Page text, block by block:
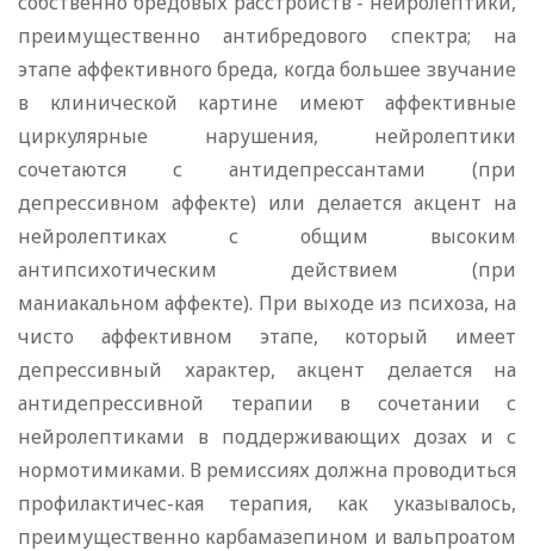
преимущественно антибредового спектра; на
этапе аффективного бреда, когда большее звучание
в клинической картине имеют аффективные
циркулярные нарушения, нейролептики
сочетаются с антидепрессантами (при
депрессивном аффекте) или делается акцент на
нейролептиках с общим высоким
антипсихотическим действием (при
маниакальном аффекте). При выходе из психоза, на
чисто аффективном этапе, который имеет
депрессивный характер, акцент делается на
антидепрессивной терапии в сочетании с
нейролептиками в поддерживающих дозах и с
нормотимиками. В ремиссиях должна проводиться
профилактичес-кая терапия, как указывалось,
преимущественно карбамазепином и вальпроатом